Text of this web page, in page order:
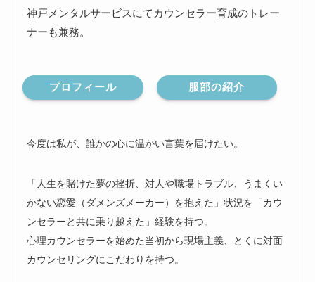
神戸メンタルサービスにてカウンセラー育成のトレー
ナーも兼務。
プロフィール 服部の紹介
今度は私が、誰かの心に温かい言葉を届けたい。
「人生を賭けた夢の挫折、対人や職場トラブル、うまくい
かない恋愛（ダメンズメーカー）を抱えた」状況を「カウ
ンセラーと共に乗り越えた」経験を持つ。
心理カウンセラーを始めた当初から現場主義、とくに対面
カウンセリングにこだわりを持つ。